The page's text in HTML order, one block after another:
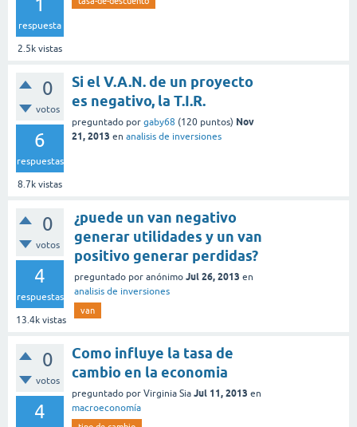
respuesta
2.5k vistas
0
votos
6
respuestas
8.7k vistas
Si el V.A.N. de un proyecto
es negativo, la T.I.R.
preguntado por gaby68 (120 puntos) Nov
21, 2013 en analisis de inversiones
0
votos
4
respuestas
13.4k vistas
¿puede un van negativo
generar utilidades y un van
positivo generar perdidas?
preguntado por anónimo Jul 26, 2013 en
analisis de inversiones
van
0
votos
4
Como influye la tasa de
cambio en la economia
preguntado por Virginia Sia Jul 11, 2013 en
macroeconomía